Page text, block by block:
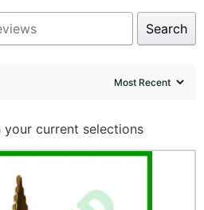
Search
your current selections